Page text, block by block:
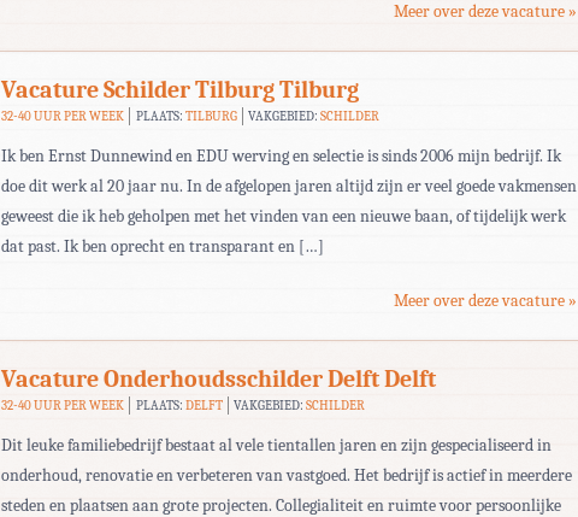
Meer over deze vacature »
Vacature Schilder Tilburg Tilburg
32-40 UUR PER WEEK PLAATS: TILBURG VAKGEBIED:SCHILDER
Ik ben Ernst Dunnewind en EDU werving en selectie is sinds 2006 mijn bedrijf. Ik
doe dit werk al 20 jaar nu. In de afgelopen jaren altijd zijn er veel goede vakmensen
geweest die ik heb geholpen met het vinden van een nieuwe baan, of tijdelijk werk
dat past. Ik ben oprecht en transparant en […]
Meer over deze vacature »
Vacature Onderhoudsschilder Delft Delft
32-40 UUR PER WEEK PLAATS: DELFT VAKGEBIED:SCHILDER
Dit leuke familiebedrijf bestaat al vele tientallen jaren en zijn gespecialiseerd in
onderhoud, renovatie en verbeteren van vastgoed. Het bedrijf is actief in meerdere
steden en plaatsen aan grote projecten. Collegialiteit en ruimte voor persoonlijke